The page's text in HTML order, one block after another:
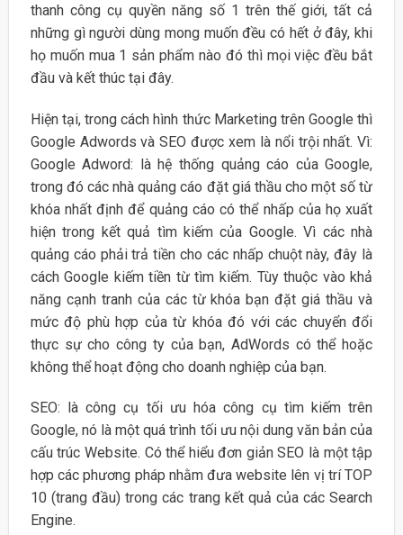
thanh công cụ quyền năng số 1 trên thế giới, tất cả
những gì người dùng mong muốn đều có hết ở đây, khi
họ muốn mua 1 sản phẩm nào đó thì mọi việc đều bắt
đầu và kết thúc tại đây.
Hiện tại, trong cách hình thức Marketing trên Google thì
Google Adwords và SEO được xem là nổi trội nhất. Vì:
Google Adword: là hệ thống quảng cáo của Google,
trong đó các nhà quảng cáo đặt giá thầu cho một số từ
khóa nhất định để quảng cáo có thể nhấp của họ xuất
hiện trong kết quả tìm kiếm của Google. Vì các nhà
quảng cáo phải trả tiền cho các nhấp chuột này, đây là
cách Google kiếm tiền từ tìm kiếm. Tùy thuộc vào khả
năng cạnh tranh của các từ khóa bạn đặt giá thầu và
mức độ phù hợp của từ khóa đó với các chuyển đổi
thực sự cho công ty của bạn, AdWords có thể hoặc
không thể hoạt động cho doanh nghiệp của bạn.
SEO: là công cụ tối ưu hóa công cụ tìm kiếm trên
Google, nó là một quá trình tối ưu nội dung văn bản của
cấu trúc Website. Có thể hiểu đơn giản SEO là một tập
hợp các phương pháp nhằm đưa website lên vị trí TOP
10 (trang đầu) trong các trang kết quả của các Search
Engine.